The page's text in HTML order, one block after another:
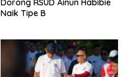
Dorong RSUD Ainun Habibie
Naik Tipe B